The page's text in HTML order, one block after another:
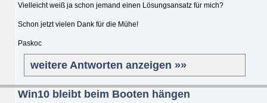
Vielleicht weiß ja schon jemand einen Lösungsansatz für mich?
Schon jetzt vielen Dank für die Mühe!
Paskoc
weitere Antworten anzeigen »»
Win10 bleibt beim Booten hängen